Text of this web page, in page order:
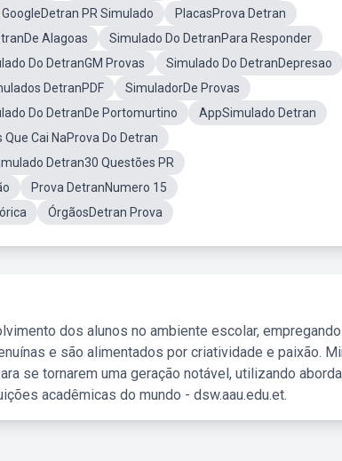
GoogleDetran PR Simulado
PlacasProva Detran
Alagoas
Simulado Do DetranPara Responder
Do DetranGM Provas
Simulado Do DetranDepresao
DetranPDF
SimuladorDe Provas
Do DetranDe Portomurtino
AppSimulado Detran
Que Cai NaProva Do Detran
Detran30 Questões PR
Prova DetranNumero 15
ÓrgãosDetran Prova
dos alunos no ambiente escolar, empregando
e são alimentados por criatividade e paixão.
se tornarem uma geração notável, utilizando
acadêmicas do mundo - dsw.aau.edu.et.